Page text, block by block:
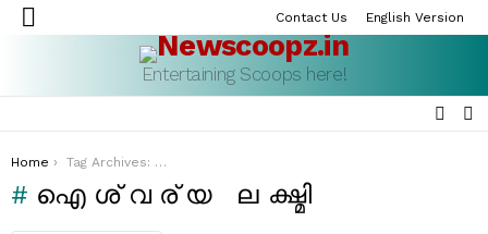
Menu
Contact Us English Version
Entertaining Scoops here!
You are here:
Home Tag Archives: ഐശ്വര്യ ലക്ഷ്മി
ഐശ്വര്യ ലക്ഷ്മി